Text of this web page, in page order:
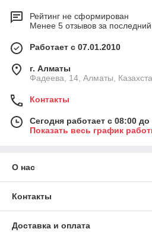
Рейтинг не сформирован
Менее 5 отзывов за последний
Работает с 07.01.2010
г. Алматы
Фадеева, 14, Алматы,
Контакты
Сегодня работает с 08:00 до
Показать весь график
О нас
Контакты
Доставка и оплата